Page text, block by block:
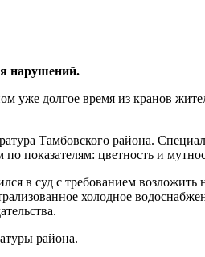
нарушений.
уже долгое время из кранов
Тамбовского района.
по показателям: цветность и
в суд с требованием
холодное
района.